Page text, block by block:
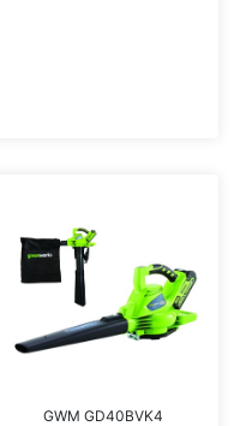
GWM GD40BVK4